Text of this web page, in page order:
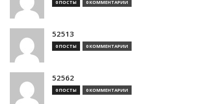
0 ПОСТЫ 0 КОММЕНТАРИИ
52513
0 ПОСТЫ 0 КОММЕНТАРИИ
52562
0 ПОСТЫ 0 КОММЕНТАРИИ